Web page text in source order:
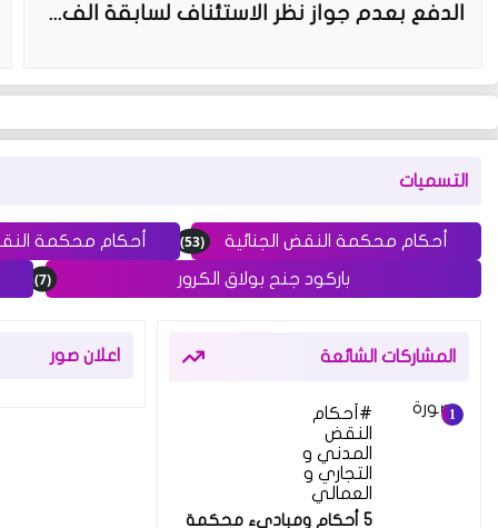
الدفع بعدم جواز نظر الاستئناف لسابقة الف...
التسميات
أحكام محكمة النقض الجنائية (53) أحكام محكمة
باركود جنح بولاق الكرور (7)
المشاركات الشائعة
أحكام
النقض
المدني و
التجاري و
العمالي
5 أحكام ومبادىء محكمة
اعلان صور